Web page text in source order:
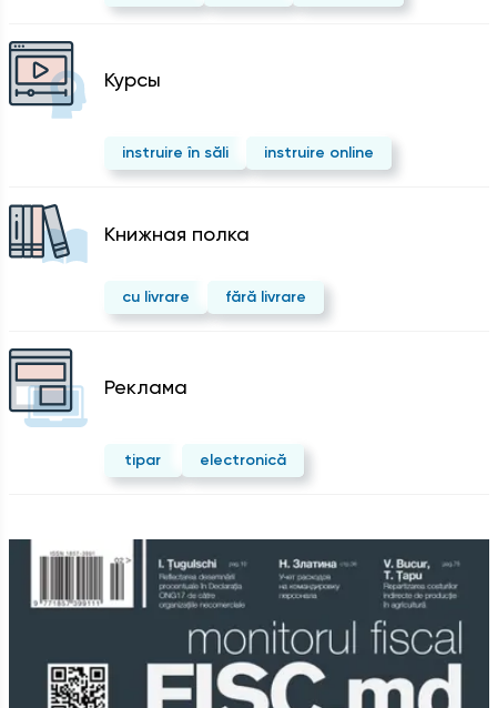
Курсы
instruire în săli instruire online
Kнижная полка
cu livrare fără livrare
Реклама
tipar electronică